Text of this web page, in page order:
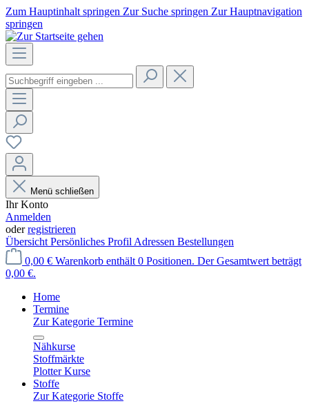
Zum Hauptinhalt springen Zur Suche springen Zur Hauptnavigation
springen
Menü schließen
Ihr Konto
Anmelden
oderregistrieren
Übersicht Persönliches Profil Adressen Bestellungen
0,00 € Warenkorb enthält 0 Positionen. Der Gesamtwert beträgt
0,00 €.
Home
Termine
Zur Kategorie Termine
Nähkurse
Stoffmärkte
Plotter Kurse
Stoffe
Zur Kategorie Stoffe